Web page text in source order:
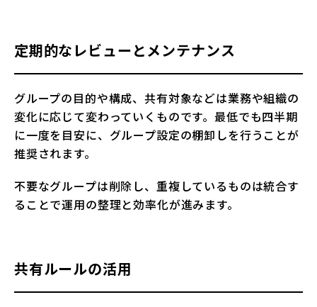
定期的なレビューとメンテナンス
グループの目的や構成、共有対象などは業務や組織の
変化に応じて変わっていくものです。最低でも四半期
に一度を目安に、グループ設定の棚卸しを行うことが
推奨されます。
不要なグループは削除し、重複しているものは統合す
ることで運用の整理と効率化が進みます。
共有ルールの活用